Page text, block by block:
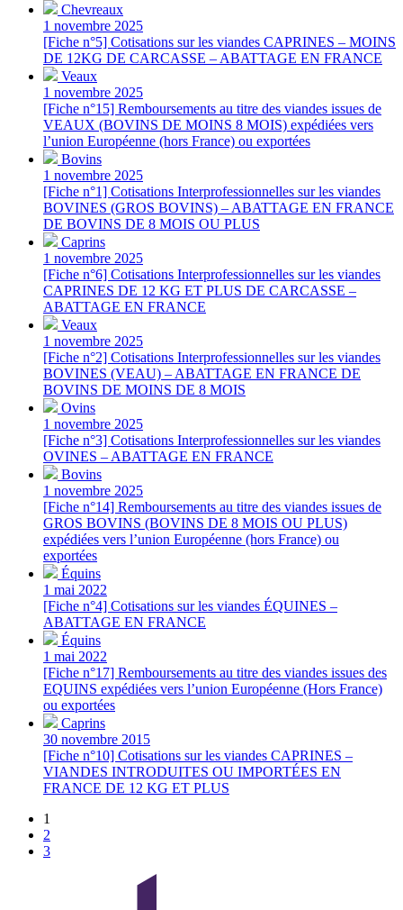
Chevreaux
1 novembre 2025
[Fiche n°5] Cotisations sur les viandes CAPRINES – MOINS
DE 12KG DE CARCASSE – ABATTAGE EN FRANCE
Veaux
1 novembre 2025
[Fiche n°15] Remboursements au titre des viandes issues de
VEAUX (BOVINS DE MOINS 8 MOIS) expédiées vers
l’union Européenne (hors France) ou exportées
Bovins
1 novembre 2025
[Fiche n°1] Cotisations Interprofessionnelles sur les viandes
BOVINES (GROS BOVINS) – ABATTAGE EN FRANCE
DE BOVINS DE 8 MOIS OU PLUS
Caprins
1 novembre 2025
[Fiche n°6] Cotisations Interprofessionnelles sur les viandes
CAPRINES DE 12 KG ET PLUS DE CARCASSE –
ABATTAGE EN FRANCE
Veaux
1 novembre 2025
[Fiche n°2] Cotisations Interprofessionnelles sur les viandes
BOVINES (VEAU) – ABATTAGE EN FRANCE DE
BOVINS DE MOINS DE 8 MOIS
Ovins
1 novembre 2025
[Fiche n°3] Cotisations Interprofessionnelles sur les viandes
OVINES – ABATTAGE EN FRANCE
Bovins
1 novembre 2025
[Fiche n°14] Remboursements au titre des viandes issues de
GROS BOVINS (BOVINS DE 8 MOIS OU PLUS)
expédiées vers l’union Européenne (hors France) ou
exportées
Équins
1 mai 2022
[Fiche n°4] Cotisations sur les viandes ÉQUINES –
ABATTAGE EN FRANCE
Équins
1 mai 2022
[Fiche n°17] Remboursements au titre des viandes issues des
EQUINS expédiées vers l’union Européenne (Hors France)
ou exportées
Caprins
30 novembre 2015
[Fiche n°10] Cotisations sur les viandes CAPRINES –
VIANDES INTRODUITES OU IMPORTÉES EN
FRANCE DE 12 KG ET PLUS
1
2
3